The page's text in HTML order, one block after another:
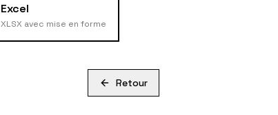
Excel
XLSX avec mise en forme
Retour